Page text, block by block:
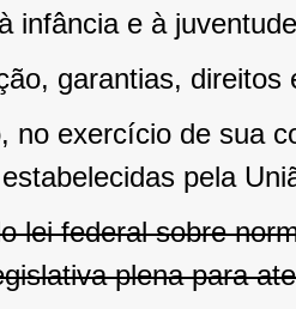
infância e à
garantias,
no exercício de sua
pela
lei federal sobre
plena para